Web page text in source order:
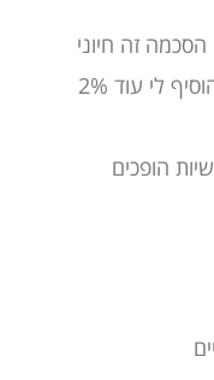
זה חיוני
לקידום?”, תשאל: “האם זה יכול להוסיף לי עוד 2%
הופכים